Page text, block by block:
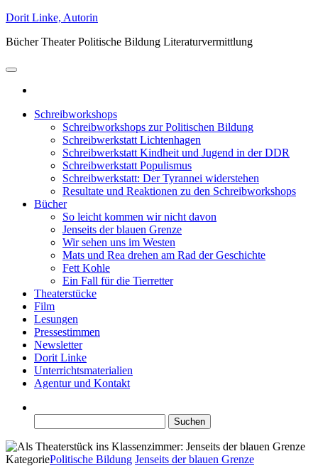
Zum
springen
Dorit Linke, Autorin
Bücher Theater Politische Bildung Literaturvermittlung
Schreibworkshops
Schreibworkshops zur Politischen Bildung
Schreibwerkstatt Lichtenhagen
Schreibwerkstatt Kindheit und Jugend in der DDR
Schreibwerkstatt Populismus
Schreibwerkstatt: Der Tyrannei widerstehen
Resultate und Reaktionen zu den Schreibworkshops
Bücher
So leicht kommen wir nicht davon
Jenseits der blauen Grenze
Wir sehen uns im Westen
Mats und Rea drehen am Rad der Geschichte
Fett Kohle
Ein Fall für die Tierretter
Theaterstücke
Film
Lesungen
Pressestimmen
Newsletter
Dorit Linke
Unterrichtsmaterialien
Agentur und Kontakt
nach:
KategoriePolitische Bildung Jenseits der blauen Grenze